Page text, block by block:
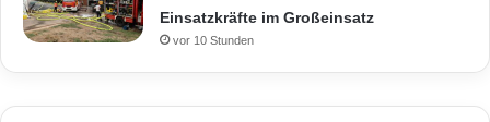
Einsatzkräfte im Großeinsatz
vor 10 Stunden